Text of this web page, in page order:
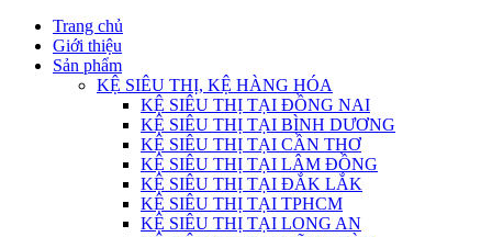
Trang chủ
Giới thiệu
Sản phẩm
KỆ SIÊU THỊ, KỆ HÀNG HÓA
KỆ SIÊU THỊ TẠI ĐỒNG NAI
KỆ SIÊU THỊ TẠI BÌNH DƯƠNG
KỆ SIÊU THỊ TẠI CẦN THƠ
KỆ SIÊU THỊ TẠI LÂM ĐỒNG
KỆ SIÊU THỊ TẠI ĐẮK LẮK
KỆ SIÊU THỊ TẠI TPHCM
KỆ SIÊU THỊ TẠI LONG AN